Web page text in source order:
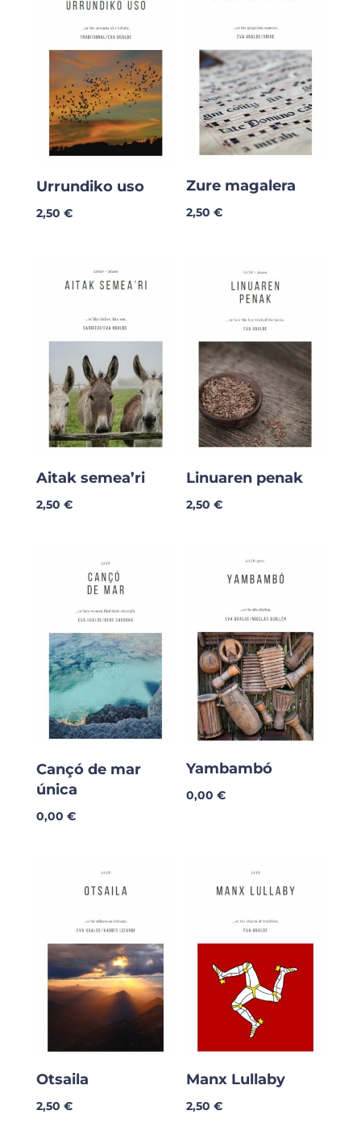
Urrundiko uso
2,50 €
Zure magalera
2,50€
Aitak semea’ri
2,50 €
Linuaren penak
2,50€
Cançó de mar
única
0,00 €
Yambambó
0,00€
Otsaila
2,50 €
Manx Lullaby
2,50€